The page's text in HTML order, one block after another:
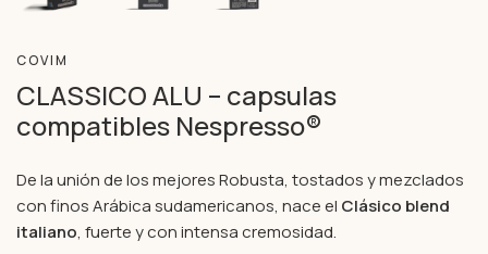
COVIM
CLASSICO ALU – capsulas
compatibles Nespresso®
De la unión de los mejores Robusta, tostados y mezclados
con finos Arábica sudamericanos, nace el Clásico blend
italiano, fuerte y con intensa cremosidad.